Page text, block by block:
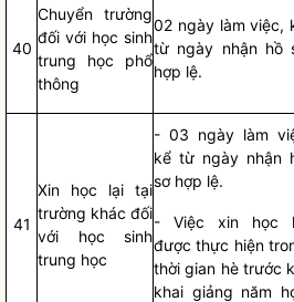
40
Chuyển trường
đối với học sinh
trung học phổ
thông
02 ngày làm việc,
từ ngày nhận hồ
hợp lệ.
41
Xin học lại tại
trường khác đối
với học sinh
trung học
- 03 ngày làm
kể từ ngày nhận
sơhợp lệ.
- Việc xin học
được thực hiện
thời gian hè trước
khai giảng năm